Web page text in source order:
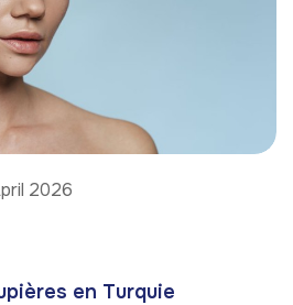
2026
en Turquie